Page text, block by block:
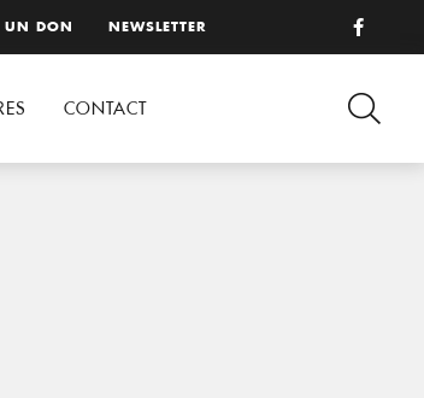
UN DON NEWSLETTER
CONTACT